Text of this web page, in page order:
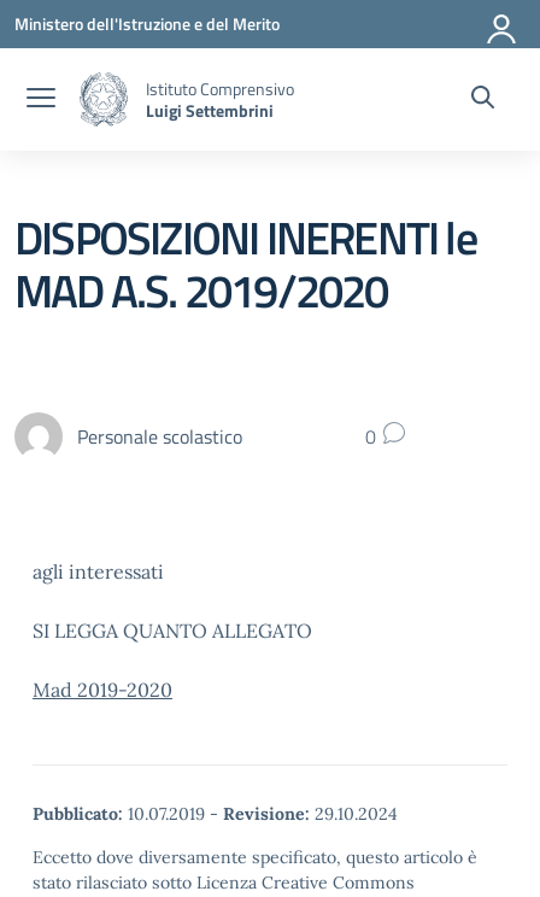
Vai ai contenuti
Vai al menu di navigazione
Vai al footer
Ministero dell'Istruzione e del Merito
Istituto Comprensivo
Luigi Settembrini
DISPOSIZIONI INERENTI le
MAD A.S. 2019/2020
Personale scolastico 0
agli interessati
SI LEGGA QUANTO ALLEGATO
Mad 2019-2020
Pubblicato: 10.07.2019 - Revisione: 29.10.2024
Eccetto dove diversamente specificato, questo articolo è
stato rilasciato sotto Licenza Creative Commons